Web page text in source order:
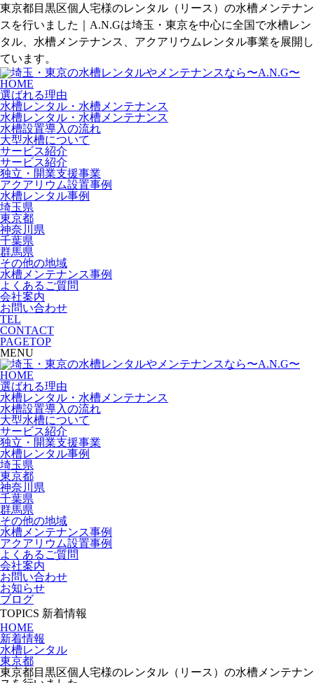
東京都目黒区個人宅様のレンタル（リース）の水槽メンテナン
スを行いました｜A.N.Gは埼玉・東京を中心に全国で水槽レン
タル、水槽メンテナンス、アクアリウムレンタル事業を展開し
ています。
HOME
選ばれる理由
水槽レンタル・水槽メンテナンス
水槽レンタル・水槽メンテナンス
水槽設置導入の流れ
大型水槽について
サービス紹介
サービス紹介
独立・開業支援事業
アクアリウム設置事例
水槽レンタル事例
埼玉県
東京都
神奈川県
千葉県
群馬県
その他の地域
水槽メンテナンス事例
よくあるご質問
会社案内
お問い合わせ
TEL
CONTACT
PAGETOP
MENU
HOME
選ばれる理由
水槽レンタル・水槽メンテナンス
水槽設置導入の流れ
大型水槽について
サービス紹介
独立・開業支援事業
水槽レンタル事例
埼玉県
東京都
神奈川県
千葉県
群馬県
その他の地域
水槽メンテナンス事例
アクアリウム設置事例
よくあるご質問
会社案内
お問い合わせ
お知らせ
ブログ
TOPICS 新着情報
HOME
新着情報
水槽レンタル
東京都
東京都目黒区個人宅様のレンタル（リース）の水槽メンテナン